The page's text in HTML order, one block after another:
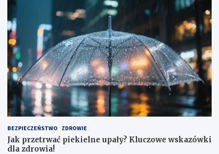
BEZPIECZEŃSTWO ZDROWIE
Jak przetrwać piekielne upały? Kluczowe wskazówki
dla zdrowia!